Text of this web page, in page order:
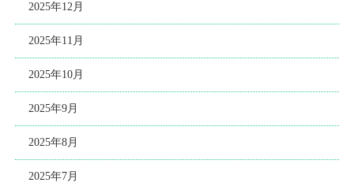
2025年12月
2025年11月
2025年10月
2025年9月
2025年8月
2025年7月